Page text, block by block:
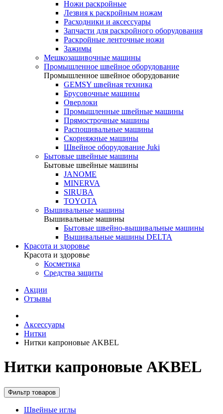
Ножи раскройные
Лезвия к раскройным ножам
Расходники и аксессуары
Запчасти для раскройного оборудования
Раскройные ленточные ножи
Зажимы
Мешкозашивочные машины
Промышленное швейное оборудование
Промышленное швейное оборудование
GEMSY швейная техника
Брусовочные машины
Оверлоки
Промышленные швейные машины
Прямострочные машины
Распошивальные машины
Скорняжные машины
Швейное оборудование Juki
Бытовые швейные машины
Бытовые швейные машины
JANOME
MINERVA
SIRUBA
TOYOTA
Вышивальные машины
Вышивальные машины
Бытовые швейно-вышивальные машины
Вышивальные машины DELTA
Красота и здоровье
Красота и здоровье
Косметика
Средства защиты
Акции
Отзывы
Аксессуары
Нитки
Нитки капроновые AKBEL
Нитки капроновые AKBEL
Фильтр товаров
Швейные иглы